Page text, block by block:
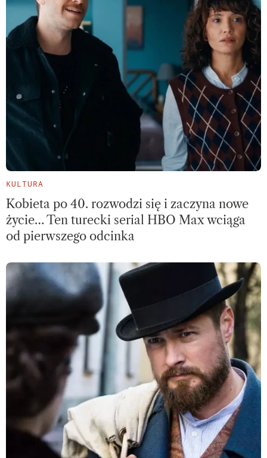
KULTURA
Kobieta po 40. rozwodzi się i zaczyna nowe
życie… Ten turecki serial HBO Max wciąga
od pierwszego odcinka